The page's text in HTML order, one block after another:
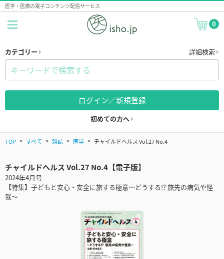
医学・医療の電子コンテンツ配信サービス
0
カテゴリー 詳細検索
ログイン／新規登録
初めての方へ
TOP すべて 雑誌 医学 チャイルドヘルス Vol.27 No.4
チャイルドヘルス Vol.27 No.4【電子版】
2024年4月号
【特集】子どもと安心・安全に旅する極意～どうする⁉ 旅先の病気や怪
我～